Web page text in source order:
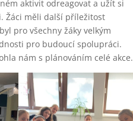
aktivit odreagovat a užít si
Žáci měli další příležitost
pro všechny žáky velkým
pro budoucí spolupráci.
nám s plánováním celé akce.